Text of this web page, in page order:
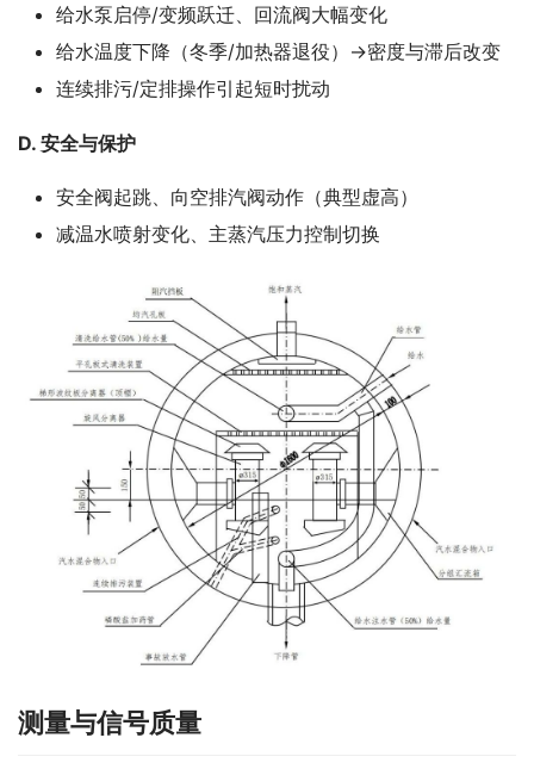
给水泵启停/变频跃迁、回流阀大幅变化
给水温度下降（冬季/加热器退役）→密度与滞后改变
连续排污/定排操作引起短时扰动
D. 安全与保护
安全阀起跳、向空排汽阀动作（典型虚高）
减温水喷射变化、主蒸汽压力控制切换
测量与信号质量